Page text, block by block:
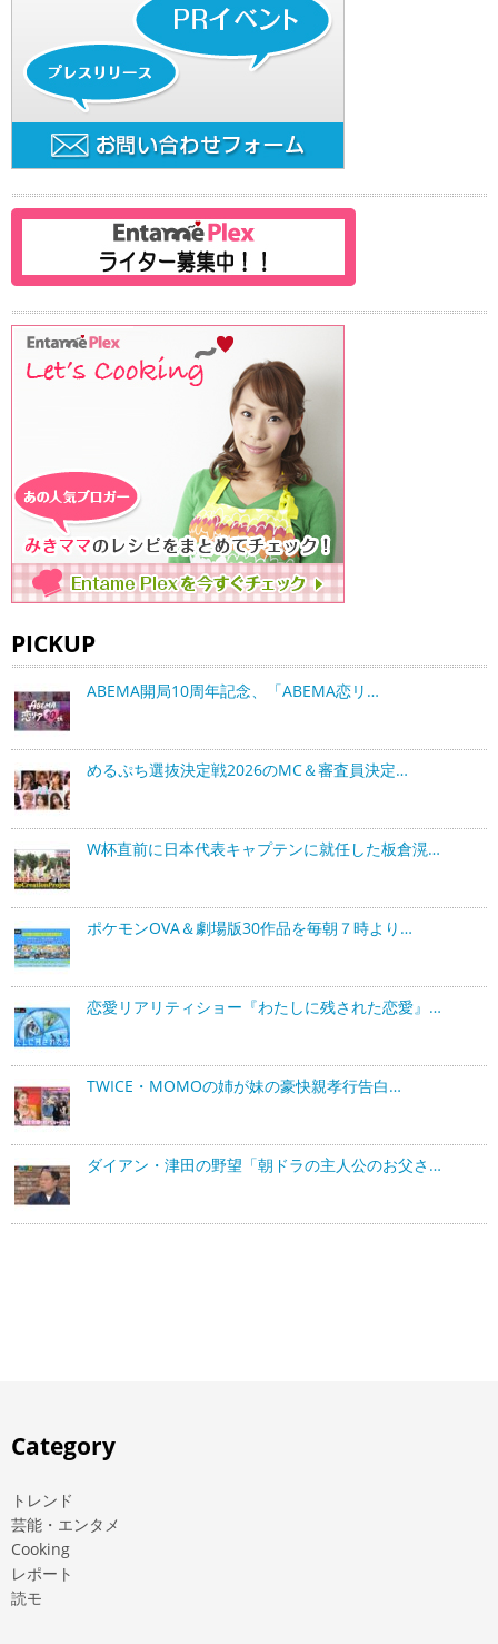
PICKUP
ABEMA開局10周年記念、「ABEMA恋リ…
めるぷち選抜決定戦2026のMC＆審査員決定…
W杯直前に日本代表キャプテンに就任した板倉滉…
ポケモンOVA＆劇場版30作品を毎朝７時より…
恋愛リアリティショー『わたしに残された恋愛』…
TWICE・MOMOの姉が妹の豪快親孝行告白…
ダイアン・津田の野望「朝ドラの主人公のお父さ…
Category
トレンド
芸能・エンタメ
Cooking
レポート
読モ